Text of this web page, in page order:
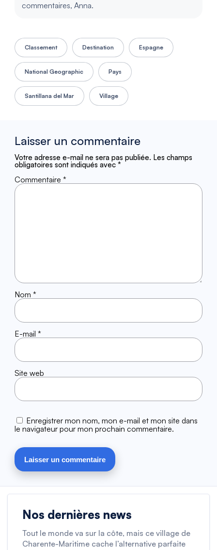
commentaires, Anna.
Classement Destination Espagne
National Geographic Pays
Santillana del Mar Village
Laisser un commentaire
Votre adresse e-mail ne sera pas publiée. Les champs
obligatoires sont indiqués avec *
Commentaire *
Nom *
E-mail *
Site web
Enregistrer mon nom, mon e-mail et mon site dans
le navigateur pour mon prochain commentaire.
Nos dernières news
Tout le monde va sur la côte, mais ce village de
Charente-Maritime cache l’alternative parfaite